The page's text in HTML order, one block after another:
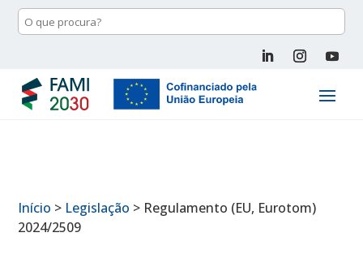
Início > Legislação > Regulamento (EU, Eurotom)
2024/2509